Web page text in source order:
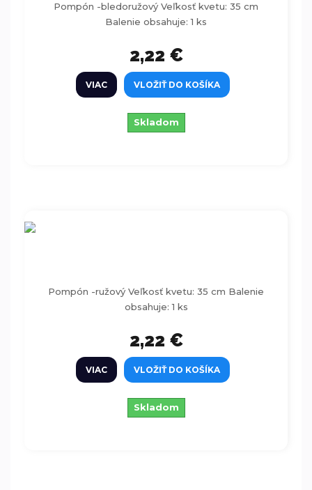
Pompón -bledoružový Veľkosť kvetu: 35 cm
Balenie obsahuje: 1 ks
2,22 €
VIAC VLOŽIŤ DO KOŠÍKA
Skladom
Pompón -ružový Veľkosť kvetu: 35 cm Balenie
obsahuje: 1 ks
2,22 €
VIAC VLOŽIŤ DO KOŠÍKA
Skladom